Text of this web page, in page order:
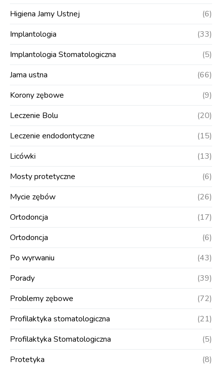
Higiena Jamy Ustnej
(6)
Implantologia
(33)
Implantologia Stomatologiczna
(5)
Jama ustna
(66)
Korony zębowe
(9)
Leczenie Bolu
(20)
Leczenie endodontyczne
(15)
Licówki
(13)
Mosty protetyczne
(6)
Mycie zębów
(26)
Ortodoncja
(17)
Ortodoncja
(6)
Po wyrwaniu
(43)
Porady
(39)
Problemy zębowe
(72)
Profilaktyka stomatologiczna
(21)
Profilaktyka Stomatologiczna
(5)
Protetyka
(8)